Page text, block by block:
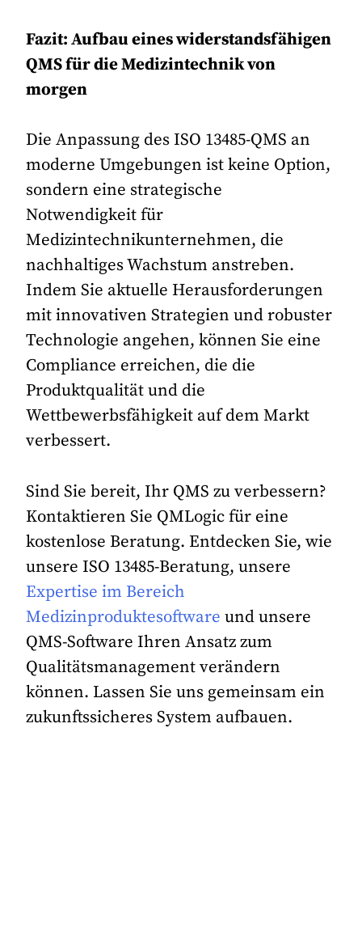
Fazit: Aufbau eines widerstandsfähigen
QMS für die Medizintechnik von
morgen
Die Anpassung des ISO 13485-QMS an
moderne Umgebungen ist keine Option,
sondern eine strategische
Notwendigkeit für
Medizintechnikunternehmen, die
nachhaltiges Wachstum anstreben.
Indem Sie aktuelle Herausforderungen
mit innovativen Strategien und robuster
Technologie angehen, können Sie eine
Compliance erreichen, die die
Produktqualität und die
Wettbewerbsfähigkeit auf dem Markt
verbessert.
Sind Sie bereit, Ihr QMS zu verbessern?
Kontaktieren Sie QMLogic für eine
kostenlose Beratung. Entdecken Sie, wie
unsere ISO 13485-Beratung, unsere
Expertise im Bereich
Medizinproduktesoftware und unsere
QMS-Software Ihren Ansatz zum
Qualitätsmanagement verändern
können. Lassen Sie uns gemeinsam ein
zukunftssicheres System aufbauen.